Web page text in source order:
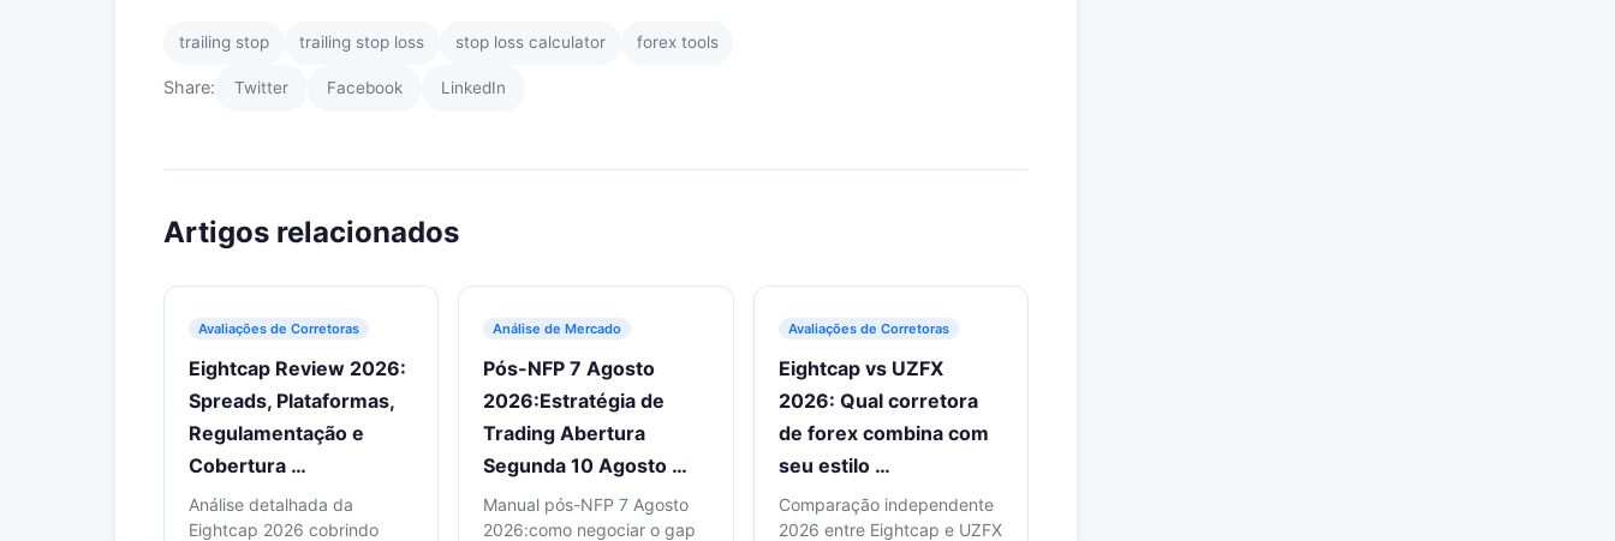
trailing stop trailing stop loss stop loss calculator forex tools
Share: Twitter Facebook LinkedIn
Artigos relacionados
Avaliações de Corretoras
Eightcap Review 2026:
Spreads, Plataformas,
Regulamentação e
Cobertura …
Análise detalhada da
Eightcap 2026 cobrindo
Análise de Mercado
Pós-NFP 7 Agosto
2026:Estratégia de
Trading Abertura
Segunda 10 Agosto …
Manual pós-NFP 7 Agosto
2026:como negociar o gap
Avaliações de Corretoras
Eightcap vs UZFX
2026: Qual corretora
de forex combina com
seu estilo …
Comparação independente
2026 entre Eightcap e UZFX